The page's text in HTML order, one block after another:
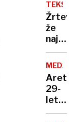
očeta
ubil
TEKSAS
Žrtev
že
79,
kako
hitro
je
reka
29-
ki